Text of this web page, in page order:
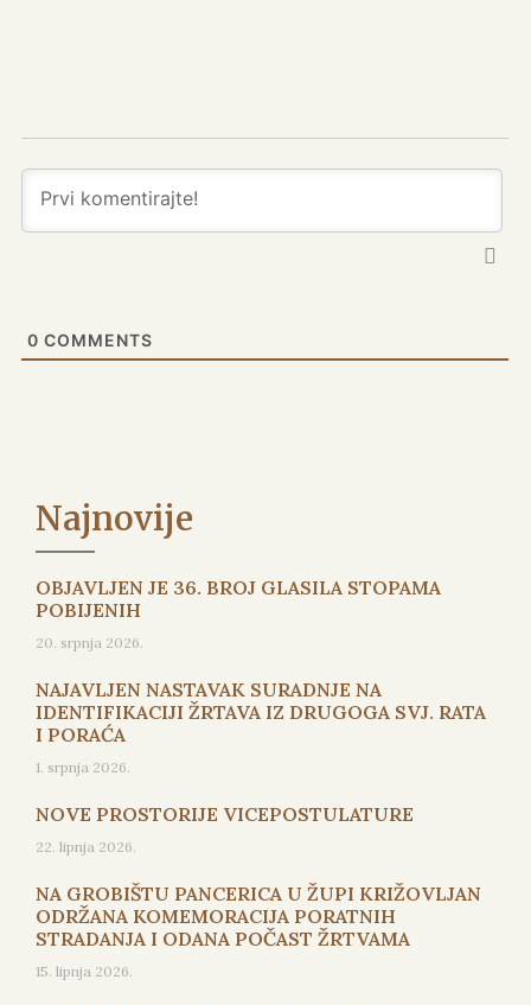
0 COMMENTS
Najnovije
OBJAVLJEN JE 36. BROJ GLASILA STOPAMA
POBIJENIH
20. srpnja 2026.
NAJAVLJEN NASTAVAK SURADNJE NA
IDENTIFIKACIJI ŽRTAVA IZ DRUGOGA SVJ. RATA
I PORAĆA
1. srpnja 2026.
NOVE PROSTORIJE VICEPOSTULATURE
22. lipnja 2026.
NA GROBIŠTU PANCERICA U ŽUPI KRIŽOVLJAN
ODRŽANA KOMEMORACIJA PORATNIH
STRADANJA I ODANA POČAST ŽRTVAMA
15. lipnja 2026.